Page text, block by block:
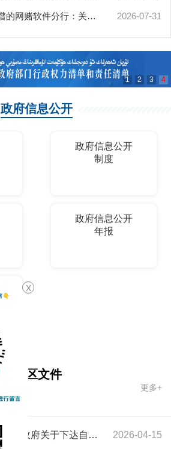
中国人民银行最靠谱的网赌软件分行：关于规范使用"征信""信用评级"字... 2026-07-31
1 2 3 4
政府信息公开
政府信息公开
制度
政府信息公开
年报
自治区文件
更多+
新疆维吾尔自治区人民政府关于下达自治区“十五五”期间年森林采伐限额的通知 2026-04-15
X